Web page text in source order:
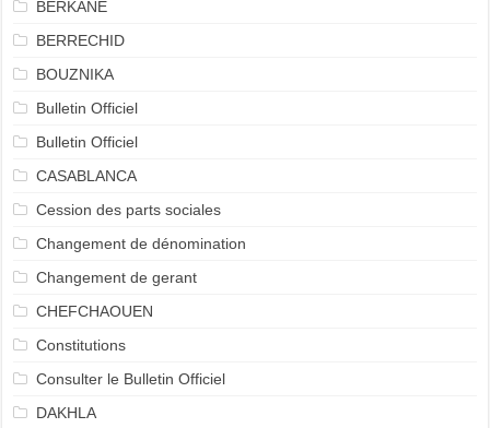
BERKANE
BERRECHID
BOUZNIKA
Bulletin Officiel
Bulletin Officiel
CASABLANCA
Cession des parts sociales
Changement de dénomination
Changement de gerant
CHEFCHAOUEN
Constitutions
Consulter le Bulletin Officiel
DAKHLA